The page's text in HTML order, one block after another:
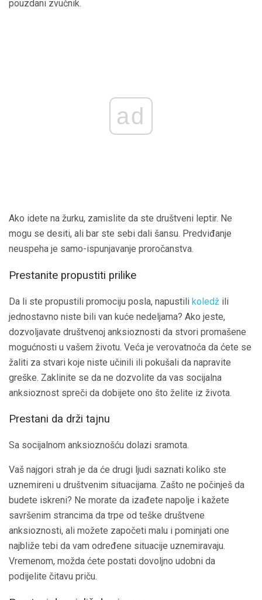
pouzdani zvučnik.
ad
Ako idete na žurku, zamislite da ste društveni leptir. Ne
mogu se desiti, ali bar ste sebi dali šansu. Predviđanje
neuspeha je samo-ispunjavanje proročanstva.
Prestanite propustiti prilike
Da li ste propustili promociju posla, napustili koledž ili
jednostavno niste bili van kuće nedeljama? Ako jeste,
dozvoljavate društvenoj anksioznosti da stvori promašene
mogućnosti u vašem životu. Veća je verovatnoća da ćete se
žaliti za stvari koje niste učinili ili pokušali da napravite
greške. Zaklinite se da ne dozvolite da vas socijalna
anksioznost spreči da dobijete ono što želite iz života.
Prestani da drži tajnu
Sa socijalnom anksioznošću dolazi sramota.
Vaš najgori strah je da će drugi ljudi saznati koliko ste
uznemireni u društvenim situacijama. Zašto ne počinješ da
budete iskreni? Ne morate da izađete napolje i kažete
savršenim strancima da trpe od teške društvene
anksioznosti, ali možete započeti malu i pominjati one
najbliže tebi da vam određene situacije uznemiravaju.
Vremenom, možda ćete postati dovoljno udobni da
podijelite čitavu priču.